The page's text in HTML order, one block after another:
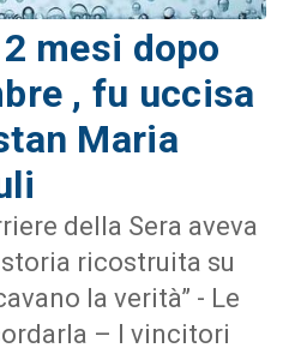
mesi dopo
, fu uccisa
Maria
della Sera aveva
ricostruita su
la verità” - Le
– I vincitori